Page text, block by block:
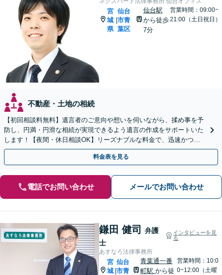
宮
城
県
仙台
市青
葉区
仙台駅
から徒歩
7分
営業時間：09:00~
21:00（土日祝日）
不動産・土地の相続
【初回相談料無料】遺言者のご意向や想いを伺いながら、揉め事を予
防し、円満・円滑な相続が実現できるよう遺言の作成をサポートいた
します！【夜間・休日相談OK】リーズナブルな料金で、迅速かつス
ピーディーにまごころを持って対応させて頂きます。
料金表を見る
電話でお問い合わせ メールでお問い合わせ
鎌田 健司
弁護
士
インタビューを見
る
あすなろ法律事務所
宮
城 |
仙台
市青
青葉通一番
町駅から徒
営業時間：10:0
0~12:00（土曜